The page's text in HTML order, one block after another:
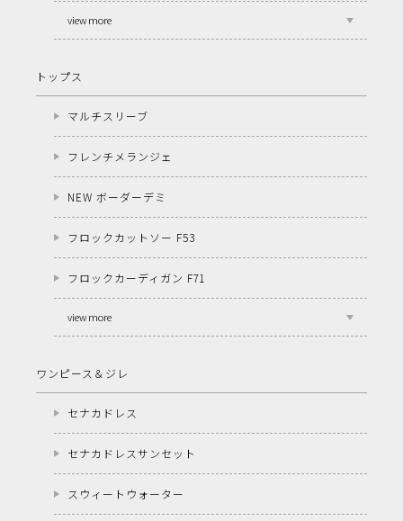
view more
トップス
マルチスリーブ
フレンチメランジェ
NEW ボーダーデミ
フロックカットソー F53
フロックカーディガン F71
view more
ワンピース＆ジレ
セナカドレス
セナカドレスサンセット
スウィートウォーター